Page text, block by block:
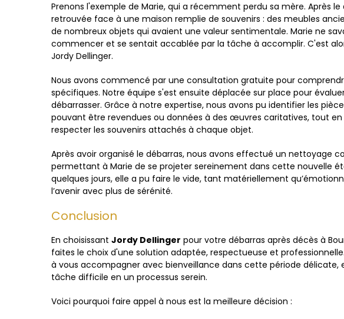
Prenons l'exemple de Marie, qui a récemment perdu sa mère. Après le
retrouvée face à une maison remplie de souvenirs : des meubles
de nombreux objets qui avaient une valeur sentimentale. Marie ne
commencer et se sentait accablée par la tâche à accomplir. C'est
Jordy Dellinger.
Nous avons commencé par une consultation gratuite pour
spécifiques. Notre équipe s'est ensuite déplacée sur place pour
débarrasser. Grâce à notre expertise, nous avons pu identifier les
pouvant être revendues ou données à des œuvres caritatives, tout
respecter les souvenirs attachés à chaque objet.
Après avoir organisé le débarras, nous avons effectué un nettoyage
permettant à Marie de se projeter sereinement dans cette nouvelle
quelques jours, elle a pu faire le vide, tant matériellement
l’avenir avec plus de sérénité.
Conclusion
En choisissant Jordy Dellinger pour votre débarras après décès à
faites le choix d'une solution adaptée, respectueuse et
à vous accompagner avec bienveillance dans cette période délicate,
tâche difficile en un processus serein.
Voici pourquoi faire appel à nous est la meilleure décision :